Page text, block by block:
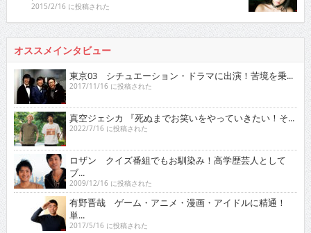
2015/2/16 に投稿された
オススメインタビュー
東京03 シチュエーション・ドラマに出演！苦境を乗...
2017/11/16 に投稿された
真空ジェシカ 『死ぬまでお笑いをやっていきたい！そ...
2022/7/16 に投稿された
ロザン クイズ番組でもお馴染み！高学歴芸人として
ブ...
2009/12/16 に投稿された
有野晋哉 ゲーム・アニメ・漫画・アイドルに精通！
単...
2017/5/16 に投稿された